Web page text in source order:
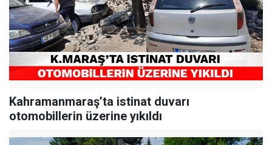
Kahramanmaraş’ta istinat duvarı
otomobillerin üzerine yıkıldı